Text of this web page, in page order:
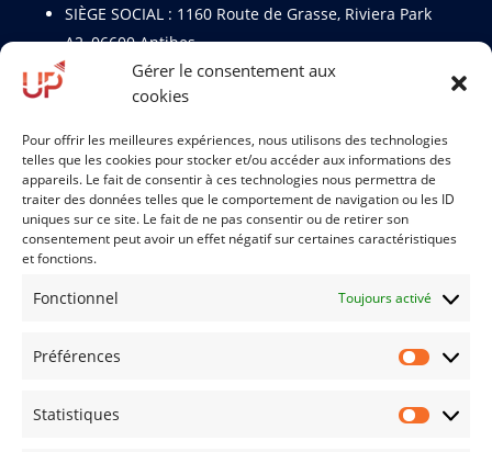
Gérer le consentement aux
cookies
Pour offrir les meilleures expériences, nous utilisons des technologies
telles que les cookies pour stocker et/ou accéder aux informations des
appareils. Le fait de consentir à ces technologies nous permettra de
traiter des données telles que le comportement de navigation ou les ID
uniques sur ce site. Le fait de ne pas consentir ou de retirer son
consentement peut avoir un effet négatif sur certaines caractéristiques
et fonctions.
Fonctionnel Toujours activé
Préférences
Statistiques
SIÈGE SOCIAL : 1160 Route de Grasse, Riviera Park
A2, 06600 Antibes
SIÈGE OPÉRATIONNEL : 27 Avenue du Général de
m.fazio@changingup.fr
+33 6 99 43 09 00
Informations
Formation et situation de handicap